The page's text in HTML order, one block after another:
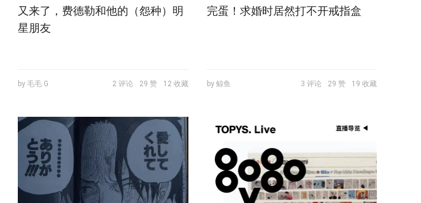
又来了，费德勒和他的（怨种）明
星朋友
by 毛毛.G 2 评论 29 赞 12 收藏
完蛋！求婚时居然打不开戒指盒
by 鲸鱼 3 评论 29 赞 19 收藏